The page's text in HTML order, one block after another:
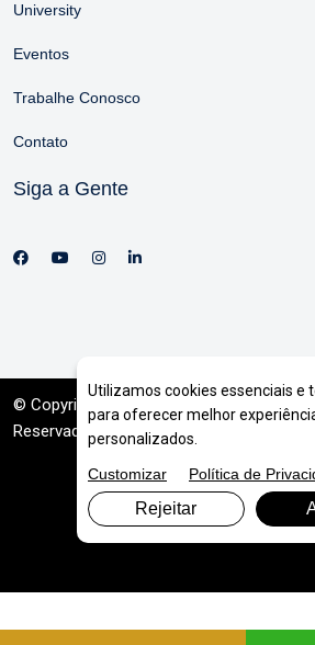
University
Eventos
Trabalhe Conosco
Contato
Siga a Gente
© Copyright 2026. DIVIA Marketing Digital
Reservados
Utilizamos cookies essenciais e
para oferecer melhor
personalizados.
Customizar
Política de
Rejeitar